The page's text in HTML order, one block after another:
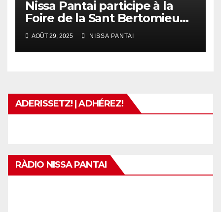
Nissa Pantai participe à la
Foire de la Sant Bertomieu
(Fête de l’Agriculture
Urbaine)
AOÛT 29, 2025 NISSA PANTAI
ADERISSETZ! | ADHÉREZ!
RÀDIO NISSA PANTAI